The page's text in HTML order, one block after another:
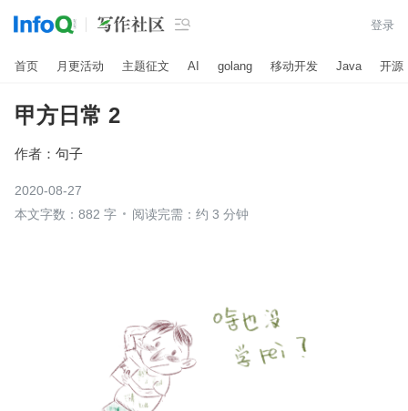
 登录
首页 月更活动 主题征文 AI golang 移动开发 Java 开源
甲方日常 2
作者： 句子
2020-08-27
本文字数：882 字
阅读完需：约 3 分钟